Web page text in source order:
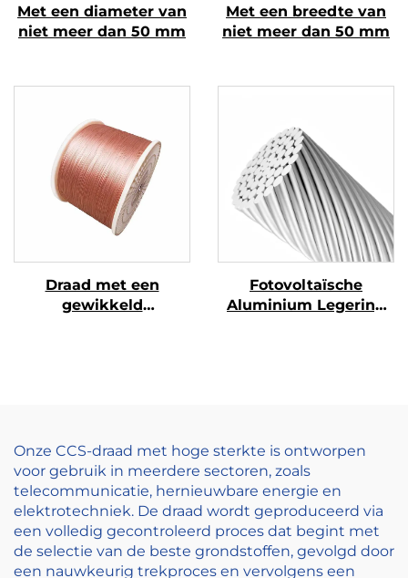
Met een diameter van
niet meer dan 50 mm
Met een breedte van
niet meer dan 50 mm
Draad met een
gewikkeld
Fotovoltaïsche
Aluminium Legering
Onze CCS-draad met hoge sterkte is ontworpen
voor gebruik in meerdere sectoren, zoals
telecommunicatie, hernieuwbare energie en
elektrotechniek. De draad wordt geproduceerd via
een volledig gecontroleerd proces dat begint met
de selectie van de beste grondstoffen, gevolgd door
een nauwkeurig trekproces en vervolgens een